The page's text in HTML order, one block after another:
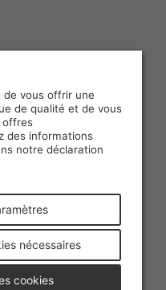
légalesImpressum